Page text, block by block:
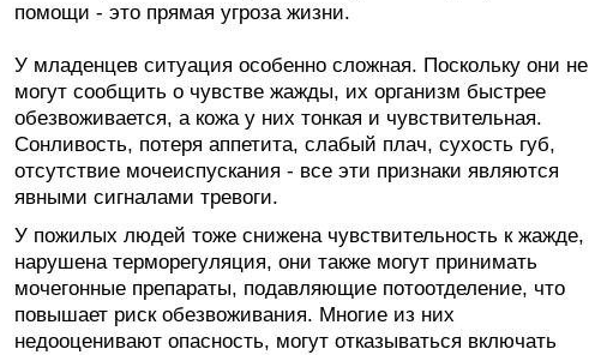
помощи - это прямая угроза жизни.
У младенцев ситуация особенно сложная. Поскольку они не
могут сообщить о чувстве жажды, их организм быстрее
обезвоживается, а кожа у них тонкая и чувствительная.
Сонливость, потеря аппетита, слабый плач, сухость губ,
отсутствие мочеиспускания - все эти признаки являются
явными сигналами тревоги.
У пожилых людей тоже снижена чувствительность к жажде,
нарушена терморегуляция, они также могут принимать
мочегонные препараты, подавляющие потоотделение, что
повышает риск обезвоживания. Многие из них
недооценивают опасность, могут отказываться включать